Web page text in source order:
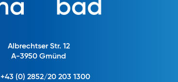
Albrechtser Str. 12
A-3950 Gmünd
+43 (0) 2852/20 203 1300